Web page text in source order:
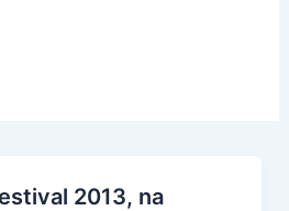
2013, na